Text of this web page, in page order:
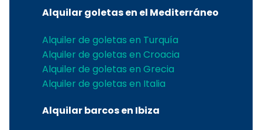
Alquilar goletas en el Mediterráneo
Alquiler de goletas en Turquía
Alquiler de goletas en Croacia
Alquiler de goletas en Grecia
Alquiler de goletas en Italia
Alquilar barcos en Ibiza